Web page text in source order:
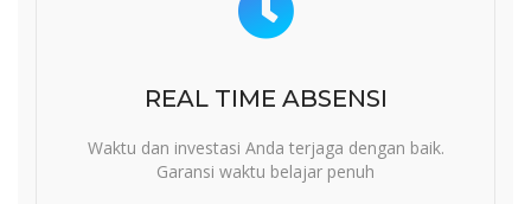
REAL TIME ABSENSI
Waktu dan investasi Anda terjaga dengan baik.
Garansi waktu belajar penuh